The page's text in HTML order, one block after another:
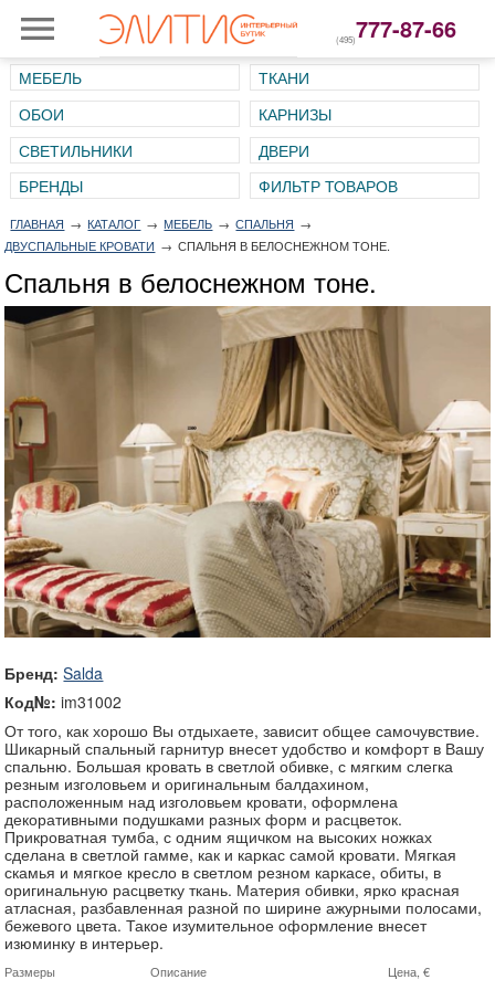
(495)777-87-66
МЕБЕЛЬ
ТКАНИ
ОБОИ
КАРНИЗЫ
СВЕТИЛЬНИКИ
ДВЕРИ
ГЛАВНАЯ → КАТАЛОГ → МЕБЕЛЬ → СПАЛЬНЯ →
ДВУСПАЛЬНЫЕ КРОВАТИ → СПАЛЬНЯ В БЕЛОСНЕЖНОМ ТОНЕ.
Спальня в белоснежном тоне.
Бренд: Salda
Код№:im31002
От того, как хорошо Вы отдыхаете, зависит общее самочувствие.
Шикарный спальный гарнитур внесет удобство и комфорт в Вашу
спальню. Большая кровать в светлой обивке, с мягким слегка
резным изголовьем и оригинальным балдахином,
расположенным над изголовьем кровати, оформлена
декоративными подушками разных форм и расцветок.
Прикроватная тумба, с одним ящичком на высоких ножках
сделана в светлой гамме, как и каркас самой кровати. Мягкая
скамья и мягкое кресло в светлом резном каркасе, обиты, в
оригинальную расцветку ткань. Материя обивки, ярко красная
атласная, разбавленная разной по ширине ажурными полосами,
бежевого цвета. Такое изумительное оформление внесет
изюминку в интерьер.
Размеры Описание Цена, €